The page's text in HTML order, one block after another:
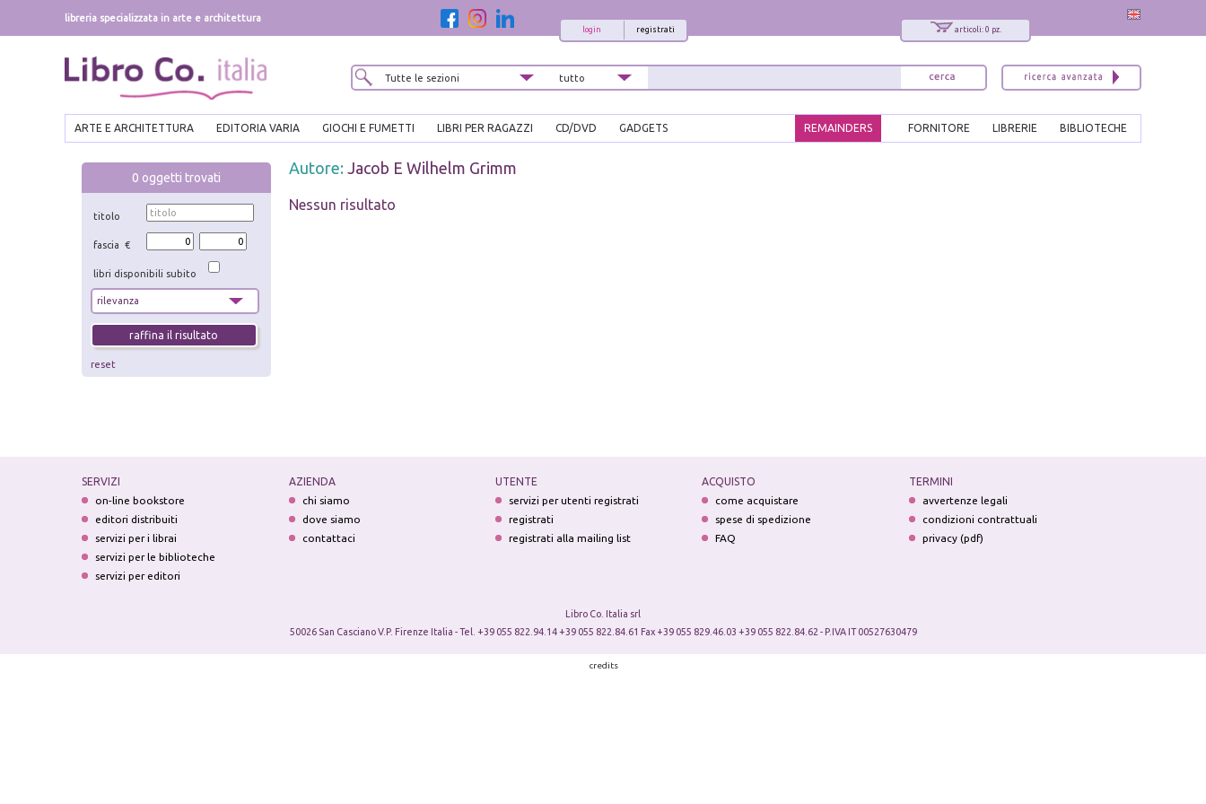
libreria specializzata in arte e architettura
articoli: 0 pz.
registrati
login
ARTE E ARCHITETTURA EDITORIA VARIA GIOCHI E FUMETTI LIBRI PER RAGAZZI CD/DVD GADGETS BIBLIOTECHE
LIBRERIE
FORNITORE
REMAINDERS
0 oggetti trovati
titolo
fascia €
libri disponibili subito
reset
Autore: Jacob E Wilhelm Grimm
Nessun risultato
SERVIZI
on-line bookstore
editori distribuiti
servizi per i librai
servizi per le biblioteche
servizi per editori
AZIENDA
chi siamo
dove siamo
contattaci
UTENTE
servizi per utenti registrati
registrati
registrati alla mailing list
ACQUISTO
come acquistare
spese di spedizione
FAQ
TERMINI
avvertenze legali
condizioni contrattuali
privacy (pdf)
Libro Co. Italia srl
50026 San Casciano V.P. Firenze Italia - Tel. +39 055 822.94.14 +39 055 822.84.61 Fax +39 055 829.46.03 +39 055 822.84.62 - P.IVA IT 00527630479
credits